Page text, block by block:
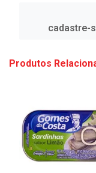
cadastre-
Produtos